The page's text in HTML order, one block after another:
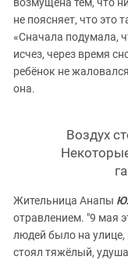
не поясняет, что это
«Сначала подумала,
исчез, через время
ребёнок не
она.
Воздух
Жительница Анапы
отравлением. "9 мая
людей было на
стоял тяжёлый,